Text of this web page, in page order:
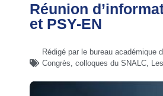
Réunion
et PSY-EN
Rédigé par le bureau académique
Congrès, colloques du SNALC,